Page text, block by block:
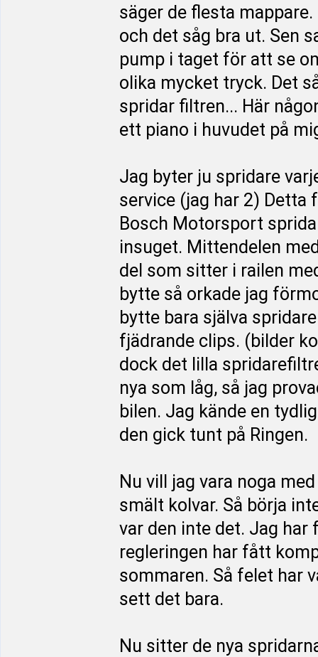
säger de flesta
och det såg bra ut. Sen
pump i taget för att se
olika mycket tryck. Det
spridar filtren... Här
ett piano i huvudet på
Jag byter ju spridare
service (jag har 2) Detta
Bosch Motorsport
insuget. Mittendelen
del som sitter i railen
bytte så orkade jag
bytte bara själva
fjädrande clips. (bilder
dock det lilla
nya som låg, så jag
bilen. Jag kände en
den gick tunt på Ringen.
Nu vill jag vara noga
smält kolvar. Så börja
var den inte det. Jag
regleringen har fått
sommaren. Så felet har
sett det bara.
Nu sitter de nya